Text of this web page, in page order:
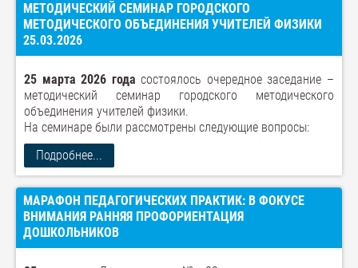
МЕТОДИЧЕСКИЙ СЕМИНАР ГОРОДСКОГО
МЕТОДИЧЕСКОГО ОБЪЕДИНЕНИЯ УЧИТЕЛЕЙ ФИЗИКИ
25.03.2026
25 марта 2026 года состоялось очередное заседание –
методический семинар городского методического
объединения учителей физики.
На семинаре были рассмотрены следующие вопросы:
Подробнее...
МАРАФОН ПЕДАГОГИЧЕСКИХ ПРАКТИК: В ФОКУСЕ
ВНИМАНИЯ РАННЯЯ ПРОФОРИЕНТАЦИЯ
ДОШКОЛЬНИКОВ